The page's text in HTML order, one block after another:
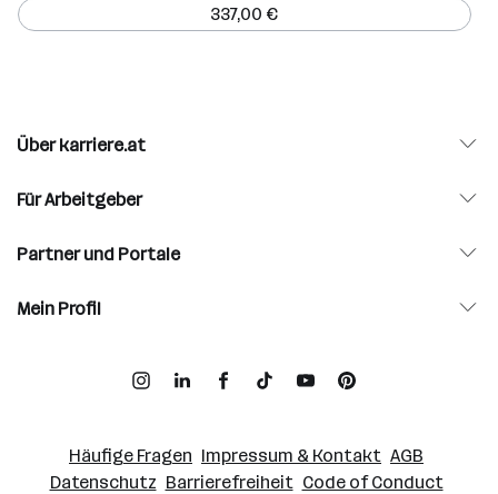
337,00 €
Über karriere.at
Für Arbeitgeber
Partner und Portale
Mein Profil
Häufige Fragen Impressum & Kontakt AGB
Datenschutz Barrierefreiheit Code of Conduct